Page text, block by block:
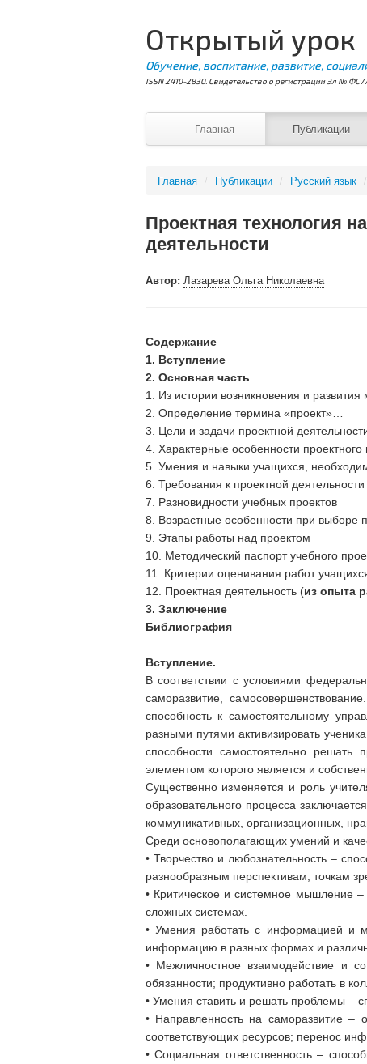
Открытый урок
Обучение, воспитание, развитие,
ISSN 2410-2830. Свидетельство о регистрации Эл №
Главная Публикации
Главная / Публикации / Русский язык /
Проектная технология
деятельности
Автор: Лазарева Ольга Николаевна
Содержание
1. Вступление
2. Основная часть
1. Из истории возникновения и
2. Определение термина «проект»…
3. Цели и задачи проектной
4. Характерные особенности
5. Умения и навыки учащихся,
6. Требования к проектной деятельности
7. Разновидности учебных проектов
8. Возрастные особенности при выборе
9. Этапы работы над проектом
10. Методический паспорт учебного
11. Критерии оценивания работ
12. Проектная деятельность (из опыта
3. Заключение
Библиография
Вступление.
В соответствии с условиями
саморазвитие,
способность к самостоятельному
разными путями активизировать
способности самостоятельно
элементом которого является и
Существенно изменяется и роль
образовательного процесса
коммуникативных, организационных,
Среди основополагающих умений и
• Творчество и любознательность –
разнообразным перспективам, точкам
• Критическое и системное мышление
сложных системах.
• Умения работать с информацией и
информацию в разных формах и
• Межличностное взаимодействие и
обязанности; продуктивно работать в
• Умения ставить и решать проблемы –
• Направленность на саморазвитие –
соответствующих ресурсов; перенос
• Социальная ответственность –